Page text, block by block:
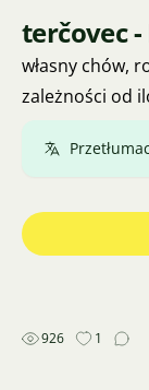
terčovec -
własny chów,
zależności od
926 1